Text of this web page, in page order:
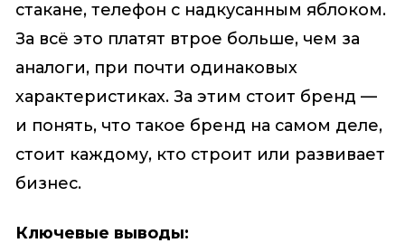
стакане, телефон с надкусанным яблоком.
За всё это платят втрое больше, чем за
аналоги, при почти одинаковых
характеристиках. За этим стоит бренд —
и понять, что такое бренд на самом деле,
стоит каждому, кто строит или развивает
бизнес.
Ключевые выводы: